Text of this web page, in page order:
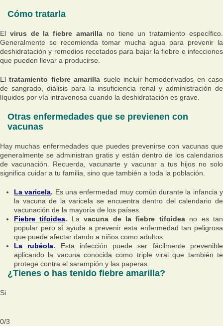
Cómo tratarla
El virus de la fiebre amarilla no tiene un tratamiento específico.
Generalmente se recomienda tomar mucha agua para prevenir la
deshidratación y remedios recetados para bajar la fiebre e infecciones
que pueden llevar a producirse.
Eltratamiento fiebre amarilla suele incluir hemoderivados en caso
de sangrado, diálisis para la insuficiencia renal y administración de
líquidos por vía intravenosa cuando la deshidratación es grave.
Otras enfermedades que se previenen con
vacunas
Hay muchas enfermedades que puedes prevenirse con vacunas que
generalmente se administran gratis y están dentro de los calendarios
de vacunación. Recuerda, vacunarte y vacunar a tus hijos no solo
significa cuidar a tu familia, sino que también a toda la población.
La varicela. Es una enfermedad muy común durante la infancia y
la vacuna de la varicela se encuentra dentro del calendario de
vacunación de la mayoría de los países.
Fiebre tifoidea. Lavacuna de la fiebre tifoideano es tan
popular pero sí ayuda a prevenir esta enfermedad tan peligrosa
que puede afectar dando a niños como adultos.
La rubéola. Esta infección puede ser fácilmente prevenible
aplicando la vacuna conocida como triple viral que también te
protege contra el sarampión y las paperas.
¿Tienes o has tenido fiebre amarilla?
Si
0/3